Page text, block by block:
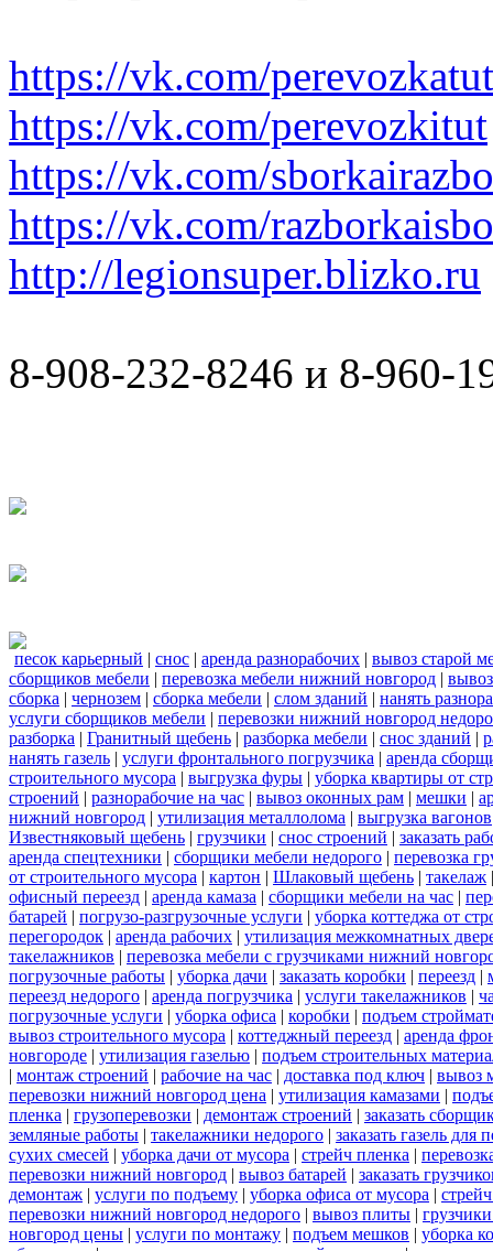
https://vk.com/perevozkatut
https://vk.com/perevozkitut
https://vk.com/
https://vk.com/
http://legionsuper.blizko.ru
8-908-232-8246 и 8-960-
песок карьерный | снос | аренда разнорабочих | вывоз старой
сборщиков мебели | перевозка мебели нижний новгород |
сборка | чернозем | сборка мебели | слом зданий | нанять
услуги сборщиков мебели | перевозки нижний новгород
разборка | Гранитный щебень | разборка мебели | снос зданий |
нанять газель | услуги фронтального погрузчика | аренда
строительного мусора | выгрузка фуры | уборка квартиры от
строений | разнорабочие на час | вывоз оконных рам | мешки |
нижний новгород | утилизация металлолома | выгрузка вагонов
Известняковый щебень | грузчики | снос строений | заказать
аренда спецтехники | сборщики мебели недорого | перевозка
от строительного мусора | картон | Шлаковый щебень | такелаж
офисный переезд | аренда камаза | сборщики мебели на час |
батарей | погрузо-разгрузочные услуги | уборка коттеджа от
перегородок | аренда рабочих | утилизация межкомнатных
такелажников | перевозка мебели с грузчиками нижний
погрузочные работы | уборка дачи | заказать коробки | переезд |
переезд недорого | аренда погрузчика | услуги такелажников |
погрузочные услуги | уборка офиса | коробки | подъем
вывоз строительного мусора | коттеджный переезд | аренда
новгороде | утилизация газелью | подъем строительных
| монтаж строений | рабочие на час | доставка под ключ | вывоз
перевозки нижний новгород цена | утилизация камазами |
пленка | грузоперевозки | демонтаж строений | заказать
земляные работы | такелажники недорого | заказать газель
сухих смесей | уборка дачи от мусора | стрейч пленка |
перевозки нижний новгород | вывоз батарей | заказать
демонтаж | услуги по подъему | уборка офиса от мусора |
перевозки нижний новгород недорого | вывоз плиты |
новгород цены | услуги по монтажу | подъем мешков | уборка